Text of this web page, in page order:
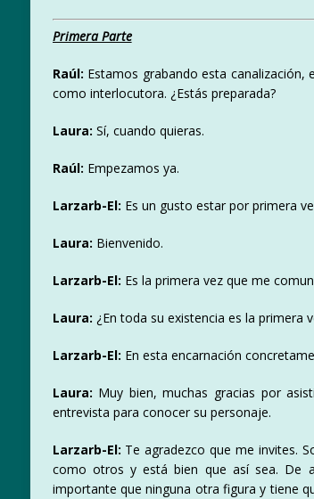
Primera Parte
Raúl: Estamos grabando esta
como interlocutora. ¿Estás preparada?
Laura: Sí, cuando quieras.
Raúl: Empezamos ya.
Larzarb-El: Es un gusto estar por primera
Laura: Bienvenido.
Larzarb-El: Es la primera vez que me
Laura: ¿En toda su existencia es la primera
Larzarb-El: En esta encarnación
Laura: Muy bien, muchas gracias por
entrevista para conocer su personaje.
Larzarb-El: Te agradezco que me invites.
como otros y está bien que así sea. De
importante que ninguna otra figura y tiene